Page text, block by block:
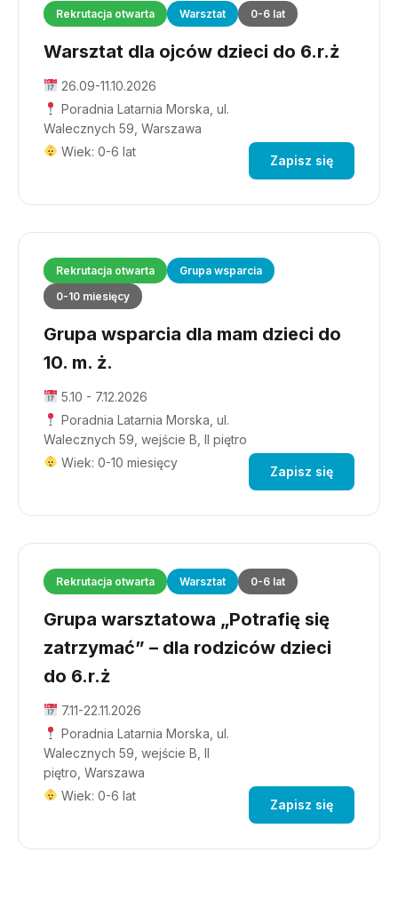
Rekrutacja otwarta Warsztat 0-6 lat
Warsztat dla ojców dzieci do 6.r.ż
26.09-11.10.2026
Poradnia Latarnia Morska, ul.
Walecznych 59, Warszawa
Wiek: 0-6 lat
Zapisz się
Rekrutacja otwarta
Grupa wsparcia
0-10 miesięcy
Grupa wsparcia dla mam dzieci do
10. m. ż.
5.10 - 7.12.2026
Poradnia Latarnia Morska, ul.
Walecznych 59, wejście B, II piętro
Wiek: 0-10 miesięcy
Zapisz się
Rekrutacja otwarta Warsztat 0-6 lat
Grupa warsztatowa „Potrafię się
zatrzymać” – dla rodziców dzieci
do 6.r.ż
7.11-22.11.2026
Poradnia Latarnia Morska, ul.
Walecznych 59, wejście B, II
piętro, Warszawa
Wiek: 0-6 lat
Zapisz się